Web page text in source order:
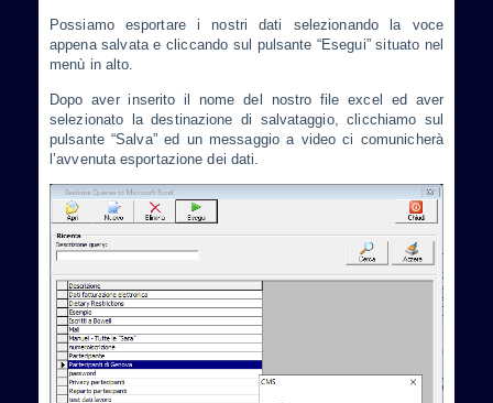
Possiamo esportare i nostri dati selezionando la voce
appena salvata e cliccando sul pulsante “Esegui” situato nel
menù in alto.
Dopo aver inserito il nome del nostro file excel ed aver
selezionato la destinazione di salvataggio, clicchiamo sul
pulsante “Salva” ed un messaggio a video ci comunicherà
l’avvenuta esportazione dei dati.